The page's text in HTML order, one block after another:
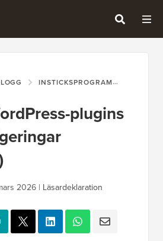
INSTICKSPROGRAM
plugins
2026 | Läsardeklaration